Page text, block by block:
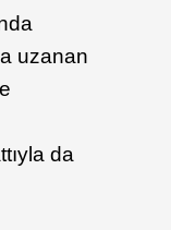
uzanan
da